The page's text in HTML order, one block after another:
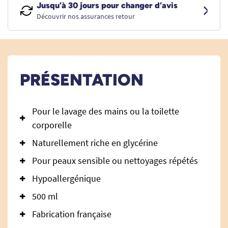
Jusqu’à 30 jours pour changer d’avis
Découvrir nos assurances retour
PRÉSENTATION
Pour le lavage des mains ou la toilette
corporelle
Naturellement riche en glycérine
Pour peaux sensible ou nettoyages répétés
Hypoallergénique
500 ml
Fabrication française